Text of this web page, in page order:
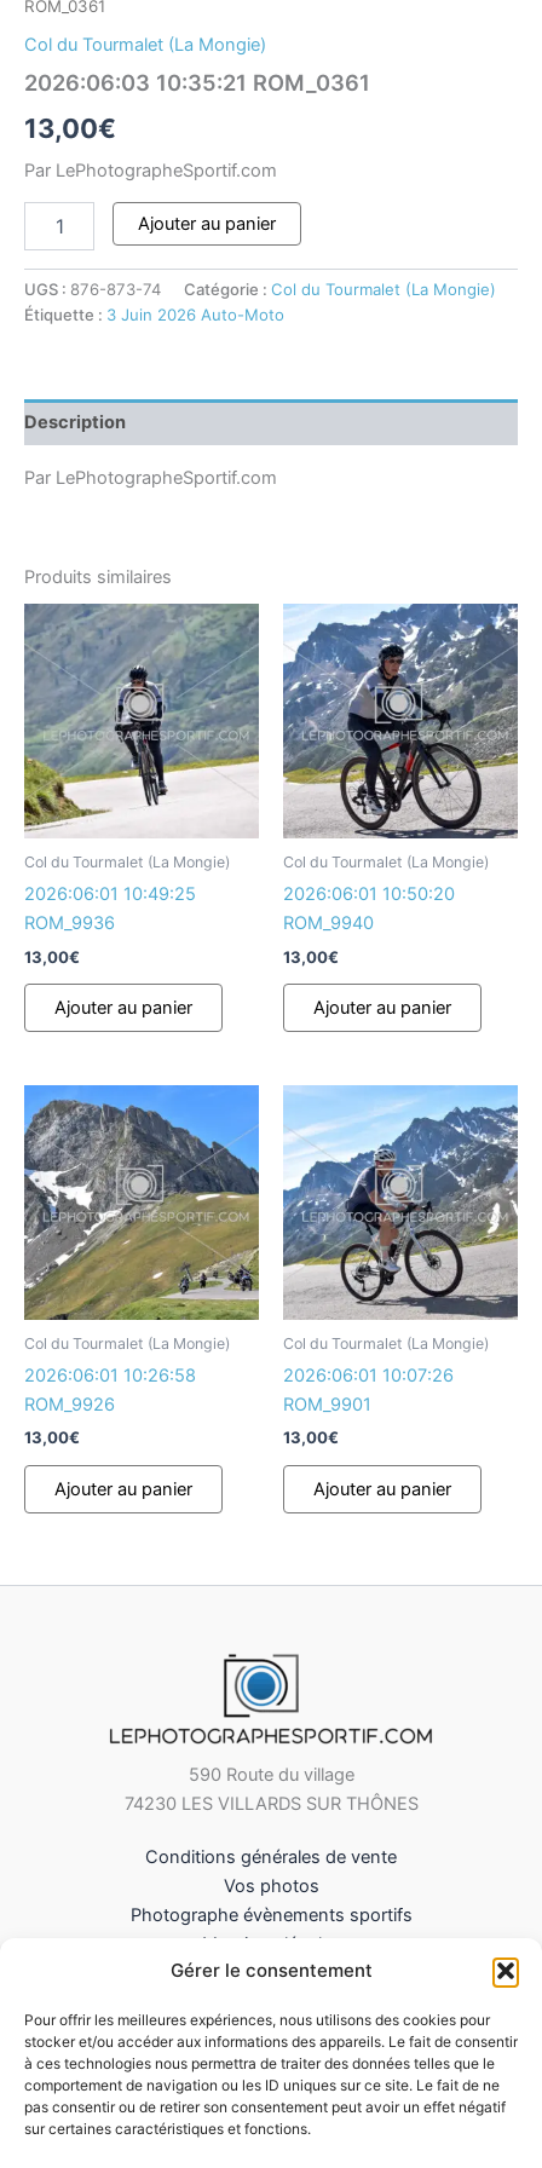
Gérer le consentement
Pour offrir les meilleures expériences, nous utilisons des cookies pour
stocker et/ou accéder aux informations des appareils. Le fait de consentir
à ces technologies nous permettra de traiter des données telles que le
comportement de navigation ou les ID uniques sur ce site. Le fait de ne
pas consentir ou de retirer son consentement peut avoir un effet négatif
sur certaines caractéristiques et fonctions.
ROM_0361
Col du Tourmalet (La Mongie)
2026:06:03 10:35:21 ROM_0361
13,00€
Par LePhotographeSportif.com
Ajouter au panier
UGS : 876-873-74 Catégorie : Col du Tourmalet (La Mongie)
Étiquette : 3 Juin 2026 Auto-Moto
Description
Par LePhotographeSportif.com
Produits similaires
Col du Tourmalet (La Mongie)
2026:06:01 10:49:25
ROM_9936
13,00€
Ajouter au panier
Col du Tourmalet (La Mongie)
2026:06:01 10:50:20
ROM_9940
13,00€
Ajouter au panier
Col du Tourmalet (La Mongie)
2026:06:01 10:26:58
ROM_9926
13,00€
Ajouter au panier
Col du Tourmalet (La Mongie)
2026:06:01 10:07:26
ROM_9901
13,00€
Ajouter au panier
590 Route du village
74230 LES VILLARDS SUR THÔNES
Conditions générales de vente
Vos photos
Photographe évènements sportifs
Mentions légales
Mes Téléchargements
Politique de cookies (UE)